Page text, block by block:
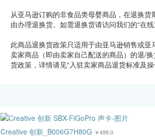
从亚马逊订购的非食品类母婴商品，在退换
由办理退换货。如需退换货请访问我们的“在
此商品退换货政策只适用于由亚马逊销售或
卖家商品（即由卖家自己配送的商品）的退/
货政策，详情请见“入驻卖家商品退货标准及
Creative 创新_B006G7H80G ￥499.0